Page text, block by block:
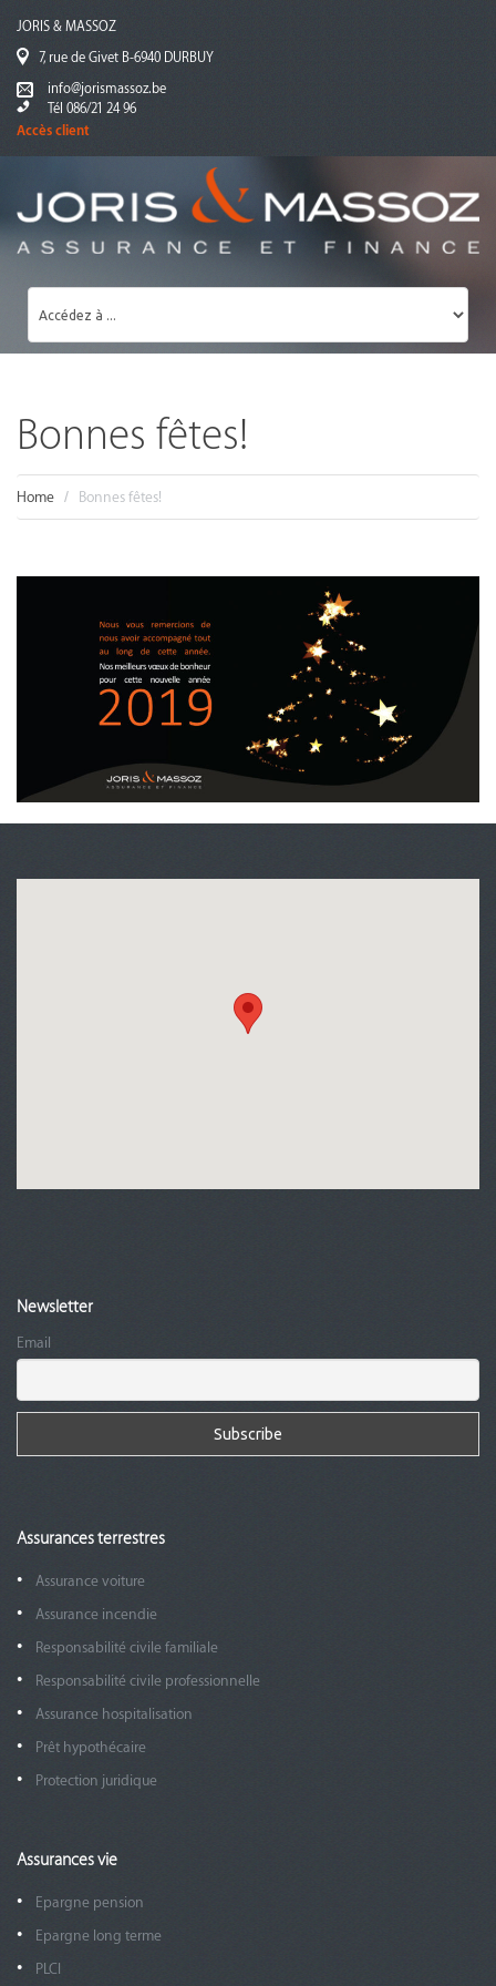
JORIS & MASSOZ
7, rue de Givet B-6940 DURBUY
info@jorismassoz.be
Tél 086/21 24 96
Accès client
Bonnes fêtes!
Home Bonnes fêtes!
Newsletter
Email
Assurances terrestres
Assurance voiture
Assurance incendie
Responsabilité civile familiale
Responsabilité civile professionnelle
Assurance hospitalisation
Prêt hypothécaire
Protection juridique
Assurances vie
Epargne pension
Epargne long terme
PLCI